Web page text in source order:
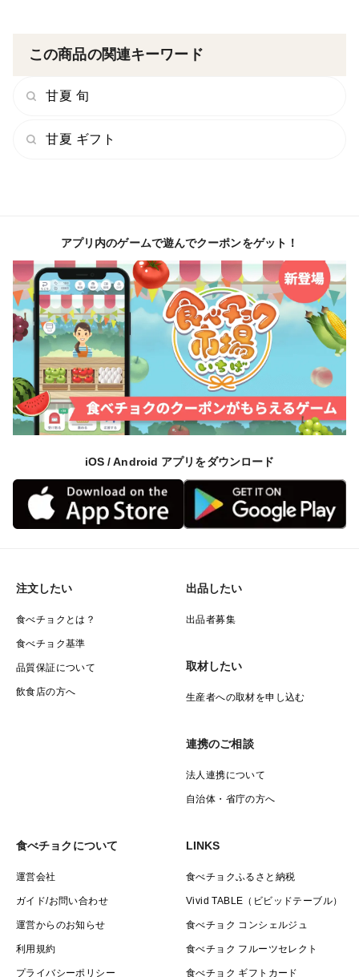
この商品の関連キーワード
甘夏 旬
甘夏 ギフト
アプリ内のゲームで遊んでクーポンをゲット！
iOS / Android アプリをダウンロード
注文したい
食べチョクとは？
食べチョク基準
品質保証について
飲食店の方へ
出品したい
出品者募集
取材したい
生産者への取材を申し込む
連携のご相談
法人連携について
自治体・省庁の方へ
食べチョクについて
運営会社
ガイド/お問い合わせ
運営からのお知らせ
利用規約
プライバシーポリシー
LINKS
食べチョクふるさと納税
Vivid TABLE（ビビッドテーブル）
食べチョク コンシェルジュ
食べチョク フルーツセレクト
食べチョク ギフトカード